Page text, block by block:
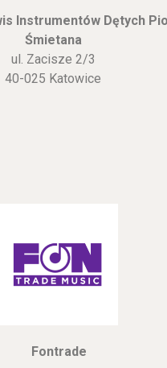
Instrumentów Dętych
Śmietana
ul. Zacisze 2/3
40-025 Katowice
Fontrade